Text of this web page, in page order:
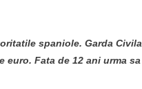
spaniole. Garda
Fata de 12 ani urma